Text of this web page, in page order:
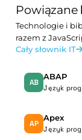
Powiązane
Technologie i
razem z
Cały słownik IT
AB
ABAP
Język
AP
Apex
Język